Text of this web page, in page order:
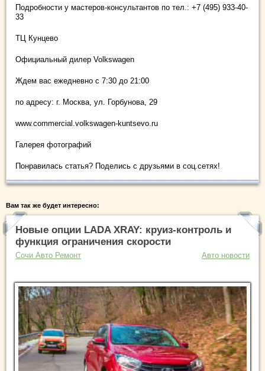
Подробности у мастеров-консультантов по тел.: +7 (495) 933-40-
33
ТЦ Кунцево
Официальный дилер Volkswagen
Ждем вас ежедневно с 7:30 до 21:00
по адресу: г. Москва, ул. Горбунова, 29
www.commercial.volkswagen-kuntsevo.ru
Галерея фотографий
Понравилась статья? Поделись с друзьями в соц.сетях!
Вам так же будет интересно:
Новые опции LADA XRAY: круиз-контроль и
функция ограничения скорости
Сочи Авто Ремонт Авто новости